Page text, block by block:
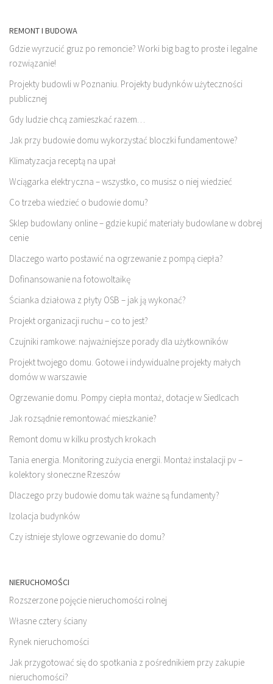
REMONT I BUDOWA
Gdzie wyrzucić gruz po remoncie? Worki big bag to proste i legalne
rozwiązanie!
Projekty budowli w Poznaniu. Projekty budynków użyteczności
publicznej
Gdy ludzie chcą zamieszkać razem…
Jak przy budowie domu wykorzystać bloczki fundamentowe?
Klimatyzacja receptą na upał
Wciągarka elektryczna – wszystko, co musisz o niej wiedzieć
Co trzeba wiedzieć o budowie domu?
Sklep budowlany online – gdzie kupić materiały budowlane w dobrej
cenie
Dlaczego warto postawić na ogrzewanie z pompą ciepła?
Dofinansowanie na fotowoltaikę
Ścianka działowa z płyty OSB – jak ją wykonać?
Projekt organizacji ruchu – co to jest?
Czujniki ramkowe: najważniejsze porady dla użytkowników
Projekt twojego domu. Gotowe i indywidualne projekty małych
domów w warszawie
Ogrzewanie domu. Pompy ciepła montaż, dotacje w Siedlcach
Jak rozsądnie remontować mieszkanie?
Remont domu w kilku prostych krokach
Tania energia. Monitoring zużycia energii. Montaż instalacji pv –
kolektory słoneczne Rzeszów
Dlaczego przy budowie domu tak ważne są fundamenty?
Izolacja budynków
Czy istnieje stylowe ogrzewanie do domu?
NIERUCHOMOŚCI
Rozszerzone pojęcie nieruchomości rolnej
Własne cztery ściany
Rynek nieruchomości
Jak przygotować się do spotkania z pośrednikiem przy zakupie
nieruchomości?